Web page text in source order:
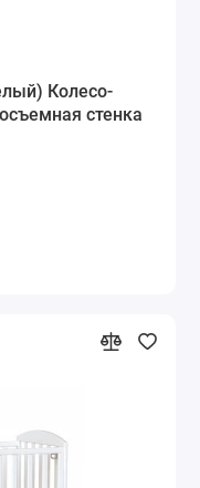
Колесо-
стенка